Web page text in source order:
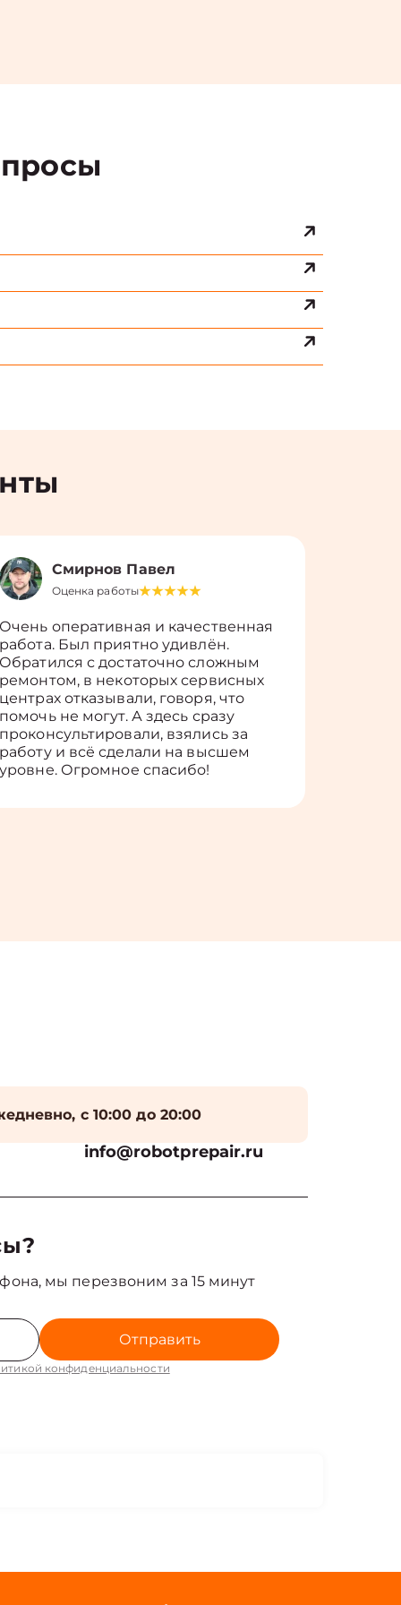
Смирнов Павел
Оценка работы
Очень оперативная и качественная
работа. Был приятно удивлён.
Обратился с достаточно сложным
ремонтом, в некоторых сервисных
центрах отказывали, говоря, что
помочь не могут. А здесь сразу
проконсультировали, взялись за
работу и всё сделали на высшем
уровне. Огромное спасибо!
с 10:00 до 20:00
info@robotprepair.ru
мы перезвоним за 15 минут
Отправить
конфиденциальности